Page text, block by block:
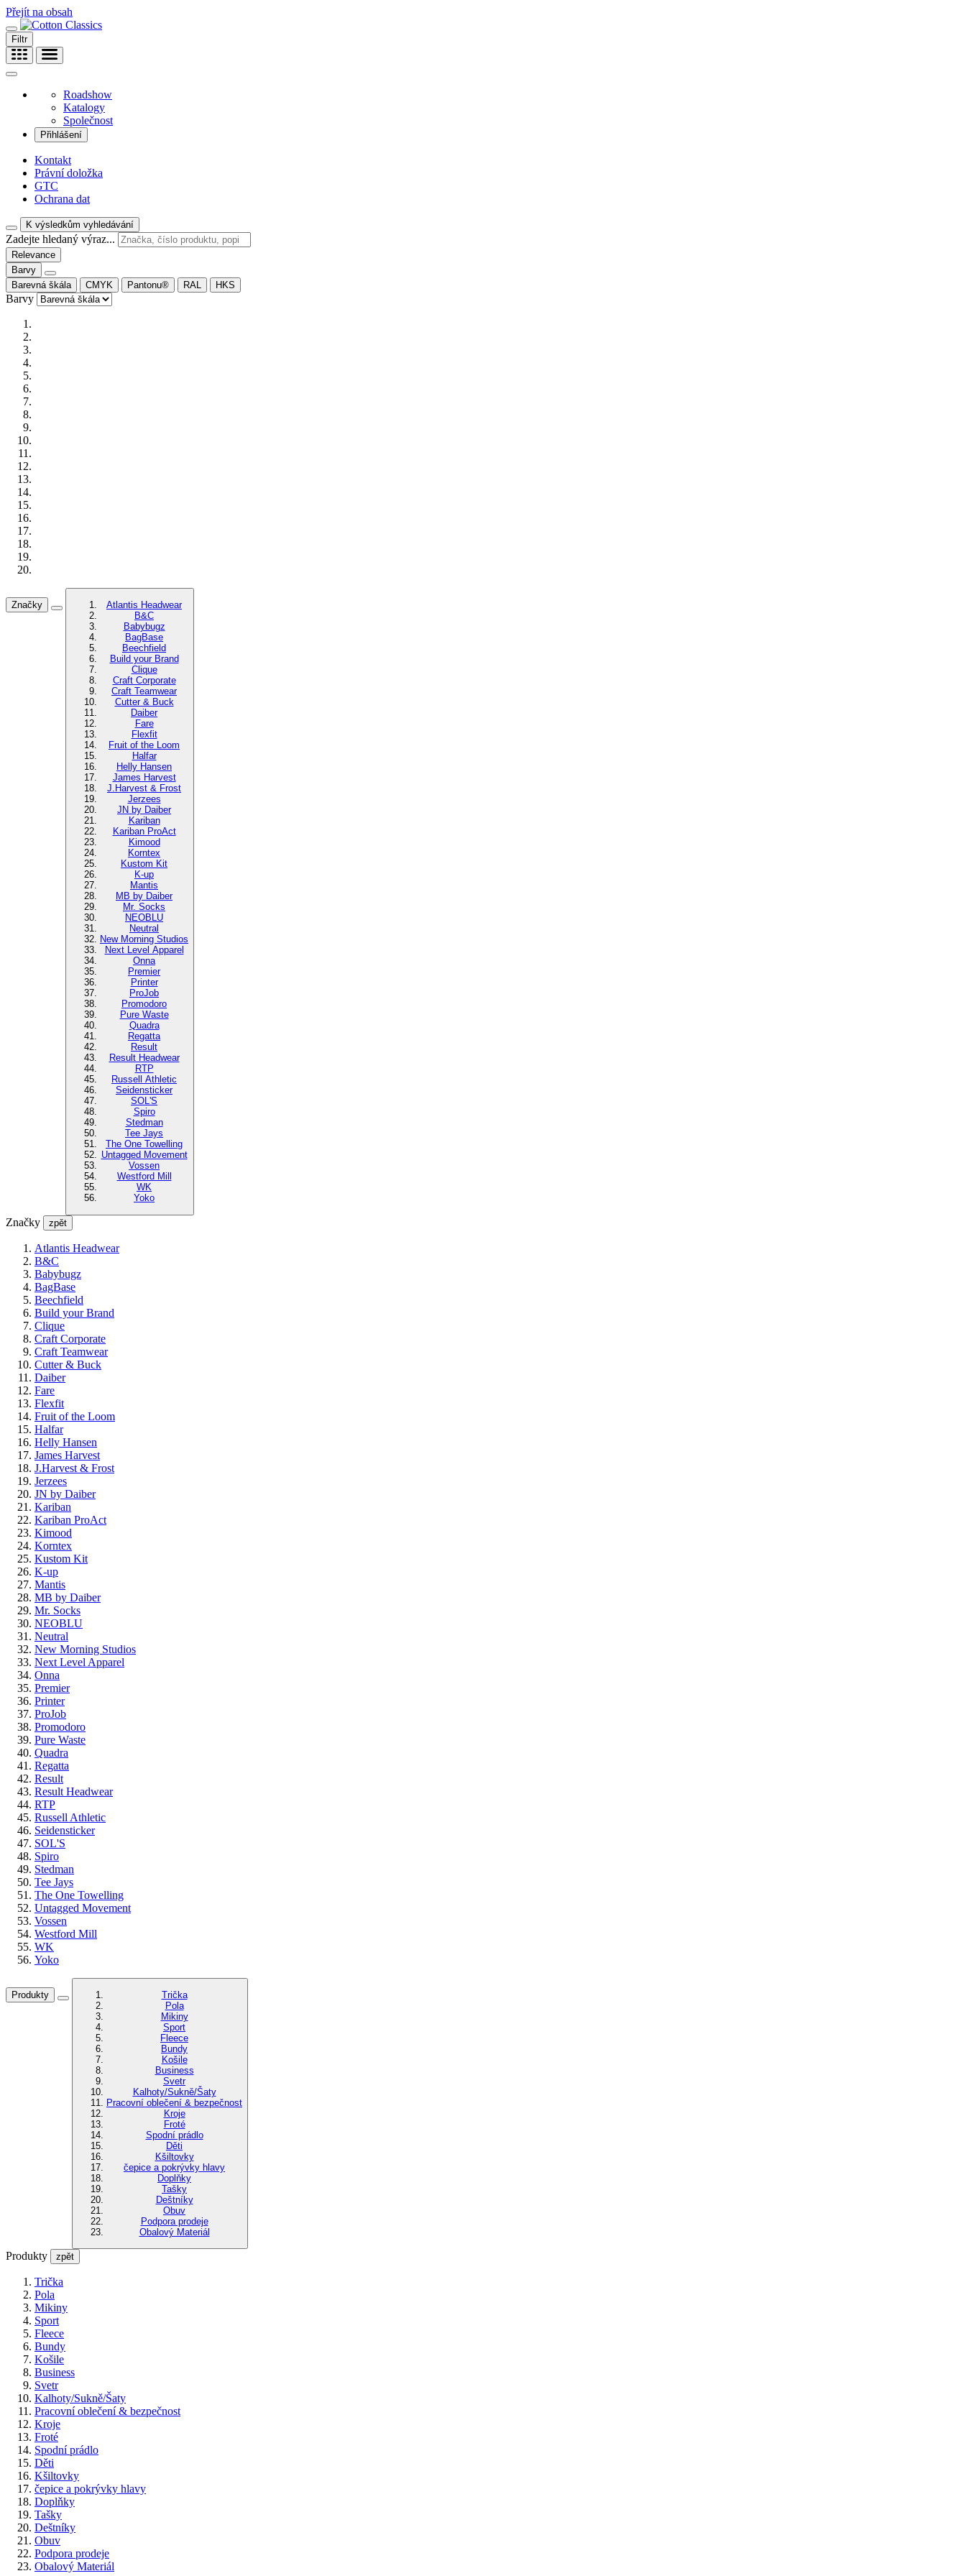
Přejít na obsah
Filtr
Roadshow
Katalogy
Společnost
Přihlášení
Kontakt
Právní doložka
GTC
Ochrana dat
K výsledkům vyhledávání
Zadejte hledaný výraz...
Relevance
Barvy
Barevná škála
CMYK Pantonu® RAL HKS
Barvy
Značky
Atlantis Headwear
B&C
Babybugz
BagBase
Beechfield
Build your Brand
Clique
Craft Corporate
Craft Teamwear
Cutter & Buck
Daiber
Fare
Flexfit
Fruit of the Loom
Halfar
Helly Hansen
James Harvest
J.Harvest & Frost
Jerzees
JN by Daiber
Kariban
Kariban ProAct
Kimood
Korntex
Kustom Kit
K-up
Mantis
MB by Daiber
Mr. Socks
NEOBLU
Neutral
New Morning Studios
Next Level Apparel
Onna
Premier
Printer
ProJob
Promodoro
Pure Waste
Quadra
Regatta
Result
Result Headwear
RTP
Russell Athletic
Seidensticker
SOL'S
Spiro
Stedman
Tee Jays
The One Towelling
Untagged Movement
Vossen
Westford Mill
WK
Yoko
Značky zpět
Atlantis Headwear
B&C
Babybugz
BagBase
Beechfield
Build your Brand
Clique
Craft Corporate
Craft Teamwear
Cutter & Buck
Daiber
Fare
Flexfit
Fruit of the Loom
Halfar
Helly Hansen
James Harvest
J.Harvest & Frost
Jerzees
JN by Daiber
Kariban
Kariban ProAct
Kimood
Korntex
Kustom Kit
K-up
Mantis
MB by Daiber
Mr. Socks
NEOBLU
Neutral
New Morning Studios
Next Level Apparel
Onna
Premier
Printer
ProJob
Promodoro
Pure Waste
Quadra
Regatta
Result
Result Headwear
RTP
Russell Athletic
Seidensticker
SOL'S
Spiro
Stedman
Tee Jays
The One Towelling
Untagged Movement
Vossen
Westford Mill
WK
Yoko
Produkty
Trička
Pola
Mikiny
Sport
Fleece
Bundy
Košile
Business
Svetr
Kalhoty/Sukně/Šaty
Pracovní oblečení & bezpečnost
Kroje
Froté
Spodní prádlo
Děti
Kšiltovky
čepice a pokrývky hlavy
Doplňky
Tašky
Deštníky
Obuv
Podpora prodeje
Obalový Materiál
Produkty zpět
Trička
Pola
Mikiny
Sport
Fleece
Bundy
Košile
Business
Svetr
Kalhoty/Sukně/Šaty
Pracovní oblečení & bezpečnost
Kroje
Froté
Spodní prádlo
Děti
Kšiltovky
čepice a pokrývky hlavy
Doplňky
Tašky
Deštníky
Obuv
Podpora prodeje
Obalový Materiál